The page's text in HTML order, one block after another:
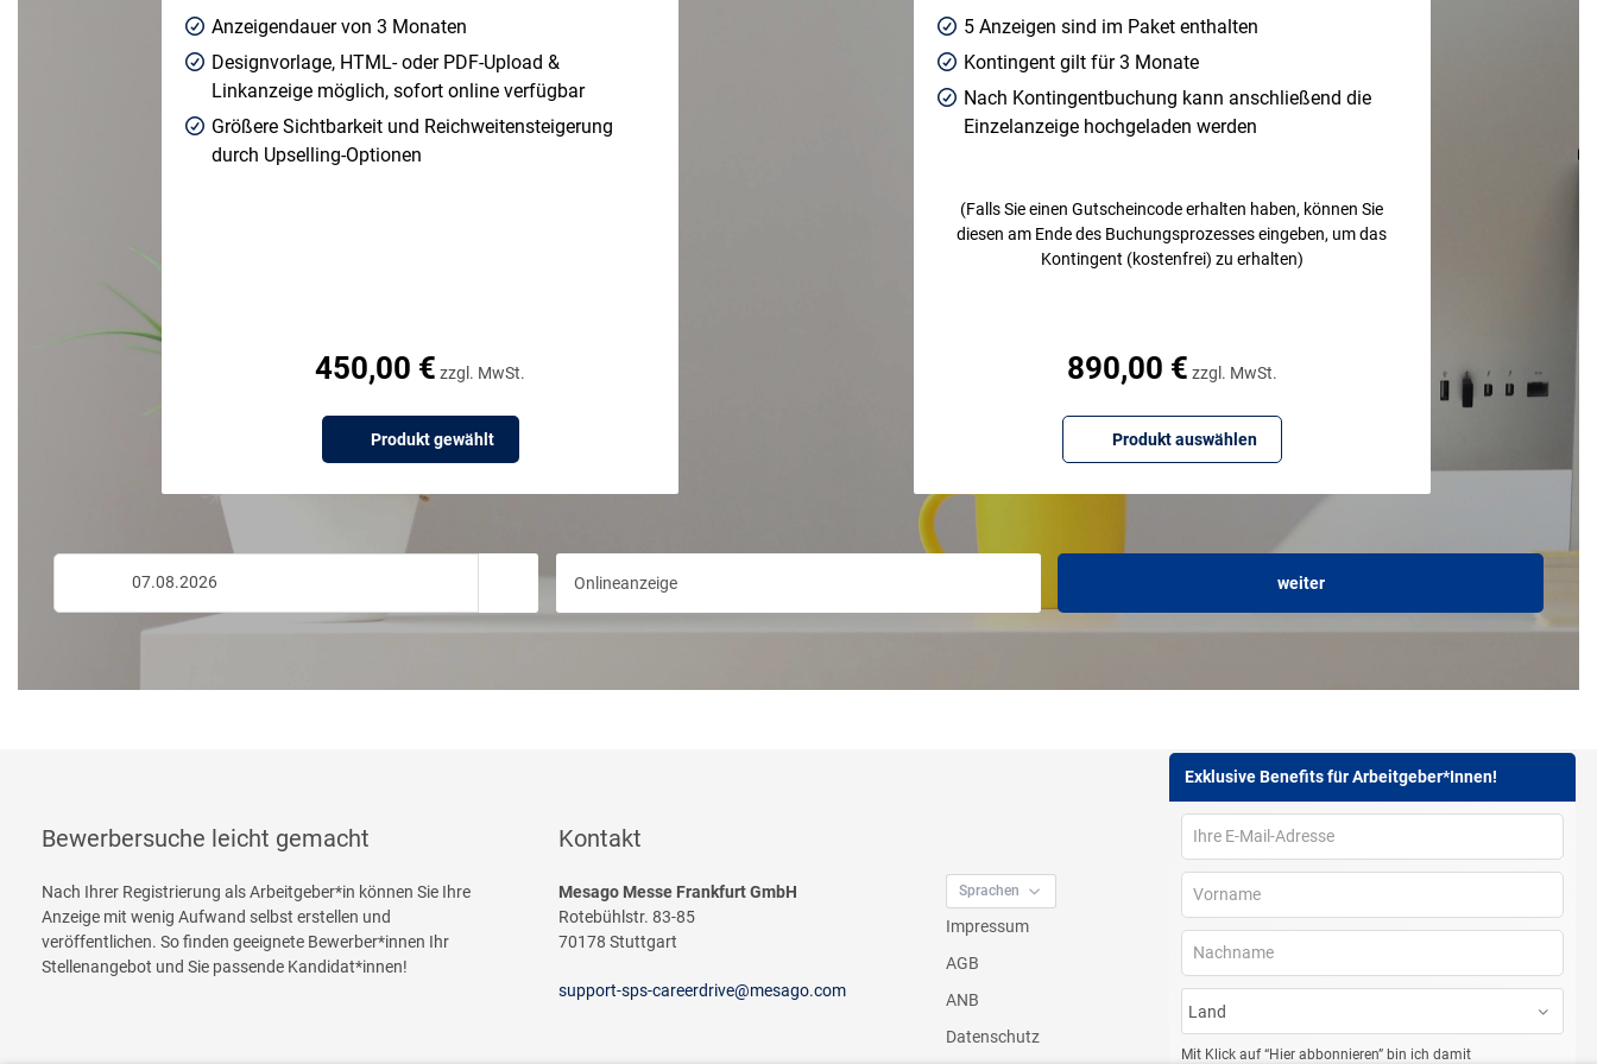
Anzeigendauer von 3 Monaten
Designvorlage, HTML- oder PDF-Upload &
Linkanzeige möglich, sofort online verfügbar
Größere Sichtbarkeit und Reichweitensteigerung
durch Upselling-Optionen
450,00 € zzgl. MwSt.
Produkt gewählt
5 Anzeigen sind im Paket enthalten
Kontingent gilt für 3 Monate
Nach Kontingentbuchung kann anschließend die
Einzelanzeige hochgeladen werden
(Falls Sie einen Gutscheincode erhalten haben, können Sie
diesen am Ende des Buchungsprozesses eingeben, um das
Kontingent (kostenfrei) zu erhalten)
890,00 € zzgl. MwSt.
Produkt auswählen
eine
weiter
Exklusive Benefits für Arbeitgeber*Innen!
Mit Klick auf “Hier abbonnieren” bin ich damit
Bewerbersuche leicht gemacht
Nach Ihrer Registrierung als Arbeitgeber*in können Sie Ihre
Anzeige mit wenig Aufwand selbst erstellen und
veröffentlichen. So finden geeignete Bewerber*innen Ihr
Stellenangebot und Sie passende Kandidat*innen!
Kontakt
Mesago Messe Frankfurt GmbH
Rotebühlstr. 83-85
70178 Stuttgart
support-sps-careerdrive@mesago.com
Sprachen
Impressum
AGB
ANB
Datenschutz
Barriere melden
Accessibility-Modus aktivieren
Barrierefreiheit
zum Inhalt